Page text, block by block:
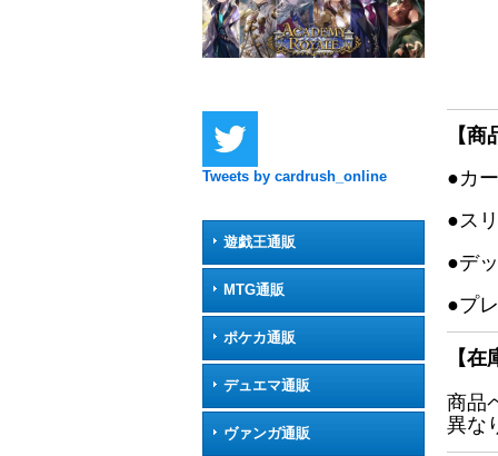
Tweets by cardrush_online
遊戯王通販
MTG通販
ポケカ通販
デュエマ通販
ヴァンガ通販
【
●カ
●ス
●デ
●プ
【
商品
異な